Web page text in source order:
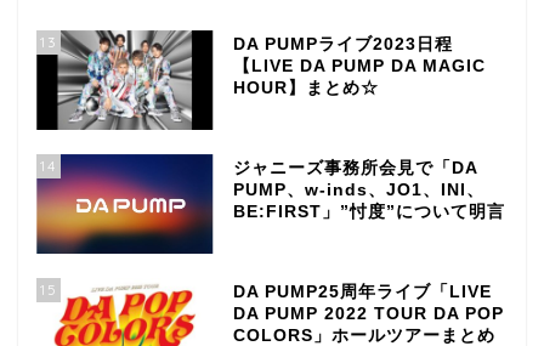
13
DA PUMPライブ2023日程
【LIVE DA PUMP DA MAGIC
HOUR】まとめ☆
14
ジャニーズ事務所会見で「DA
PUMP、w-inds、JO1、INI、
BE:FIRST」”忖度”について明言
15
DA PUMP25周年ライブ「LIVE
DA PUMP 2022 TOUR DA POP
COLORS」ホールツアーまとめ